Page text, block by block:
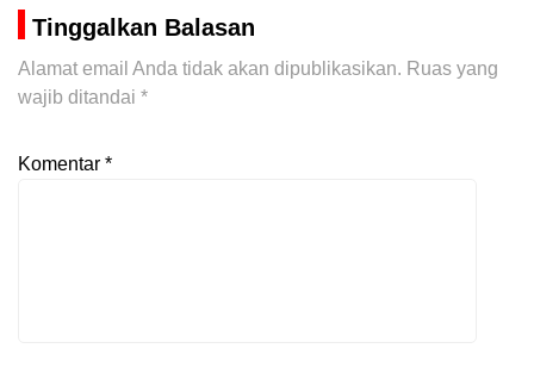
Tinggalkan Balasan
Alamat email Anda tidak akan dipublikasikan. Ruas yang
wajib ditandai *
Komentar *